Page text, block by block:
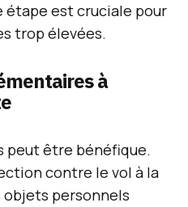
est cruciale pour
trop élevées.
à
peut être bénéfique.
contre le vol à la
objets personnels